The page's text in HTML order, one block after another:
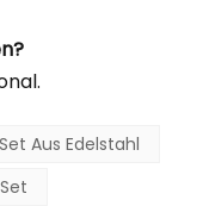
Aus Edelstahl